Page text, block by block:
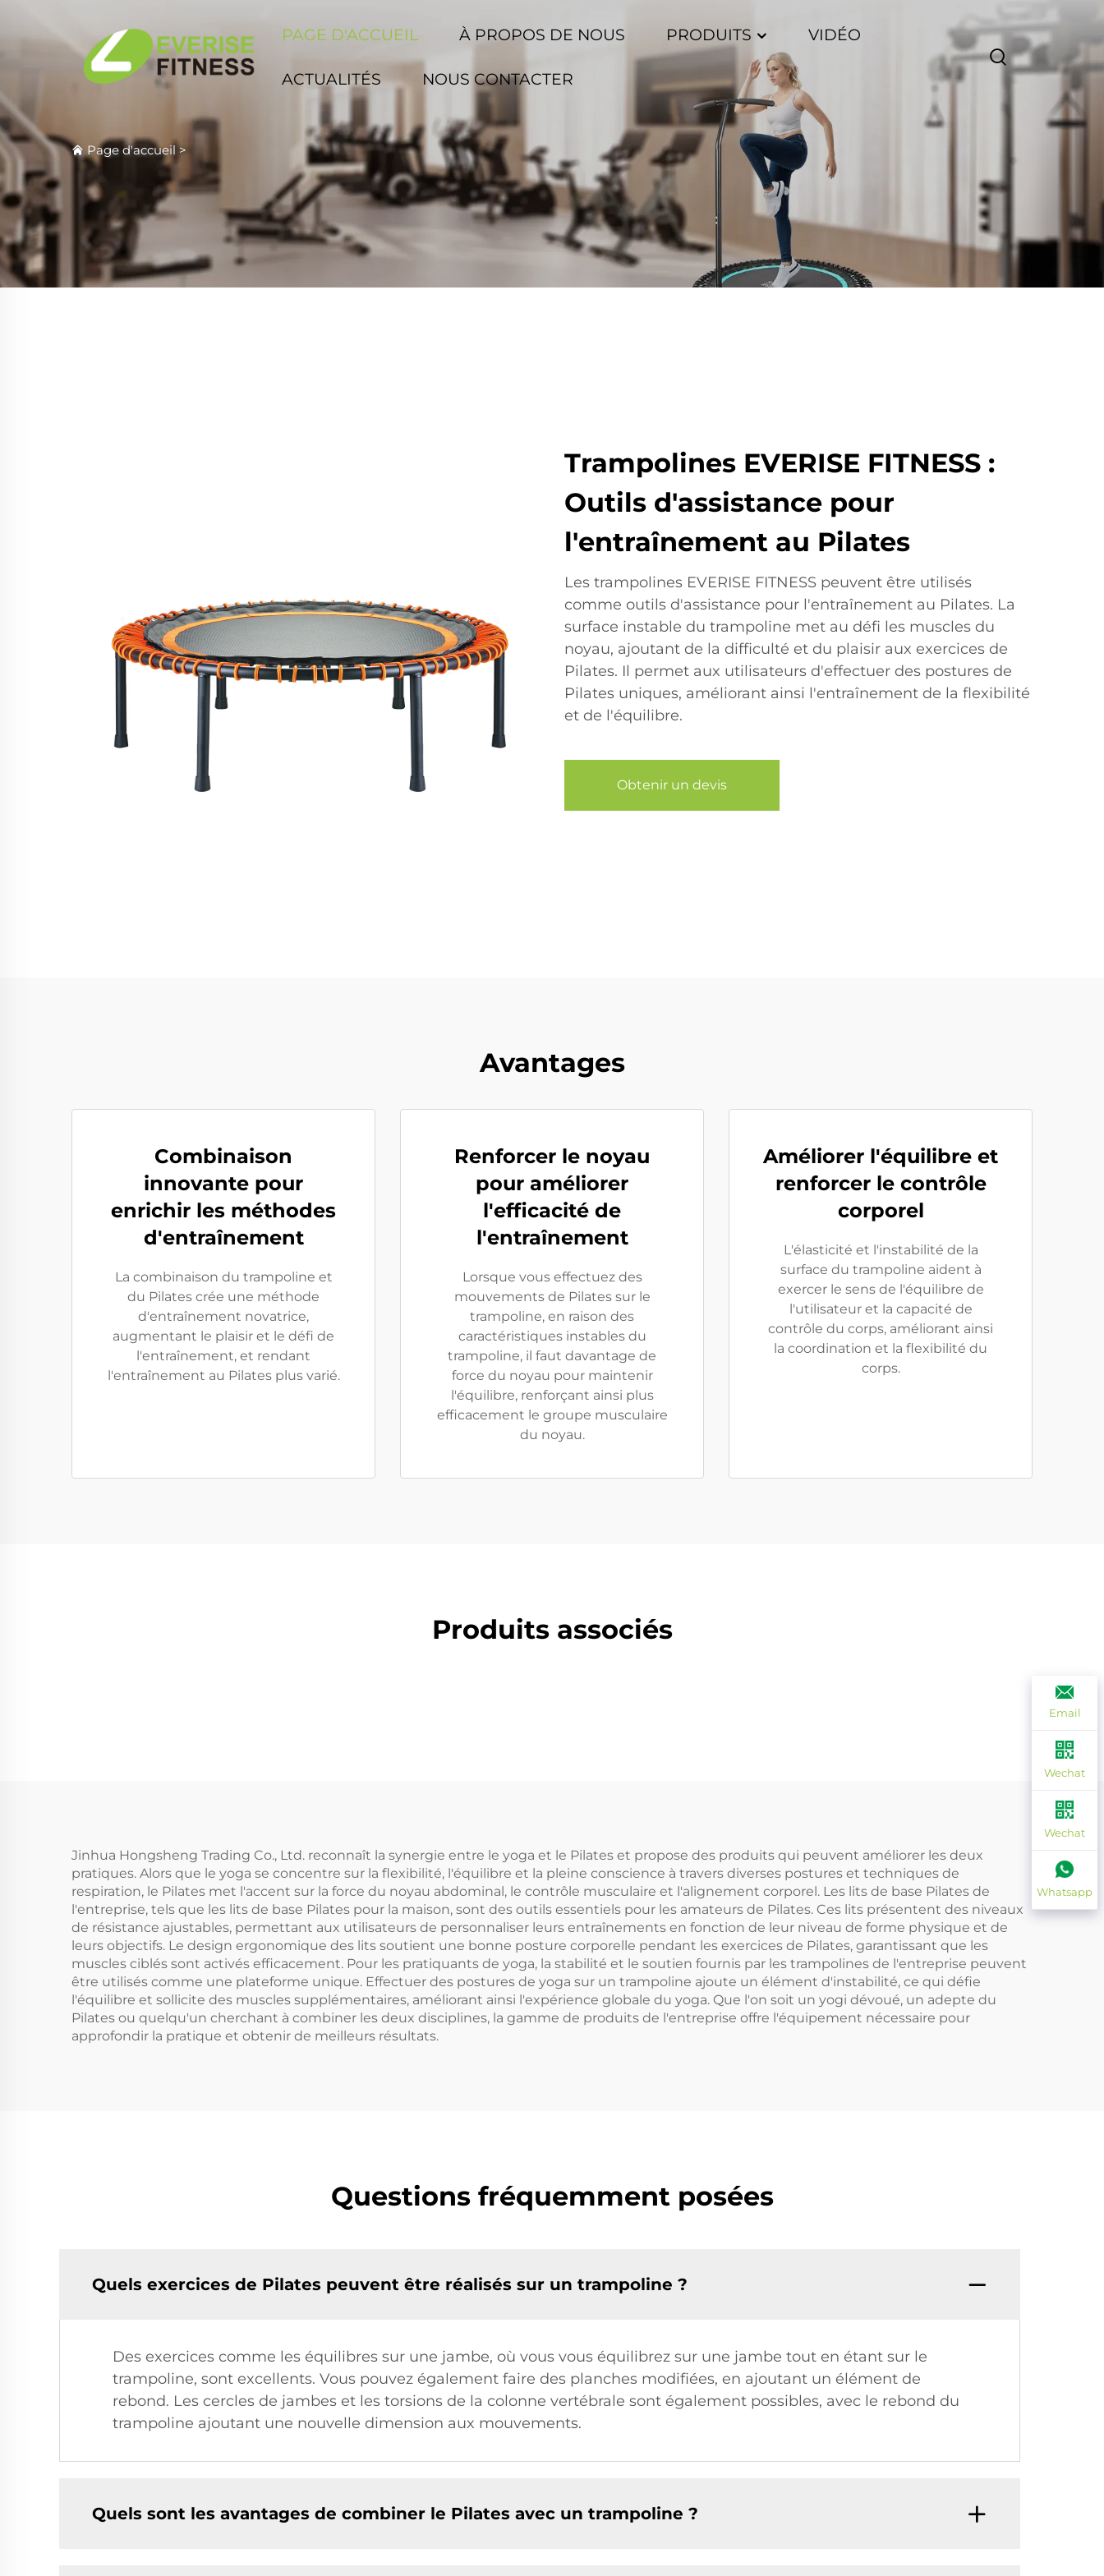
PAGE D'ACCUEIL À PROPOS DE NOUS PRODUITS VIDÉO
ACTUALITÉS NOUS CONTACTER
Page d'accueil>
Trampolines EVERISE FITNESS :
Outils d'assistance pour
l'entraînement au Pilates
Les trampolines EVERISE FITNESS peuvent être utilisés
comme outils d'assistance pour l'entraînement au Pilates. La
surface instable du trampoline met au défi les muscles du
noyau, ajoutant de la difficulté et du plaisir aux exercices de
Pilates. Il permet aux utilisateurs d'effectuer des postures de
Pilates uniques, améliorant ainsi l'entraînement de la flexibilité
et de l'équilibre.
Obtenir un devis
Avantages
Combinaison
innovante pour
enrichir les méthodes
d'entraînement
La combinaison du trampoline et
du Pilates crée une méthode
d'entraînement novatrice,
augmentant le plaisir et le défi de
l'entraînement, et rendant
l'entraînement au Pilates plus varié.
Renforcer le noyau
pour améliorer
l'efficacité de
l'entraînement
Lorsque vous effectuez des
mouvements de Pilates sur le
trampoline, en raison des
caractéristiques instables du
trampoline, il faut davantage de
force du noyau pour maintenir
l'équilibre, renforçant ainsi plus
efficacement le groupe musculaire
du noyau.
Améliorer l'équilibre et
renforcer le contrôle
corporel
L'élasticité et l'instabilité de la
surface du trampoline aident à
exercer le sens de l'équilibre de
l'utilisateur et la capacité de
contrôle du corps, améliorant ainsi
la coordination et la flexibilité du
corps.
Produits associés
Jinhua Hongsheng Trading Co., Ltd. reconnaît la synergie entre le yoga et le Pilates et propose des produits qui peuvent améliorer les deux
pratiques. Alors que le yoga se concentre sur la flexibilité, l'équilibre et la pleine conscience à travers diverses postures et techniques de
respiration, le Pilates met l'accent sur la force du noyau abdominal, le contrôle musculaire et l'alignement corporel. Les lits de base Pilates de
l'entreprise, tels que les lits de base Pilates pour la maison, sont des outils essentiels pour les amateurs de Pilates. Ces lits présentent des niveaux
de résistance ajustables, permettant aux utilisateurs de personnaliser leurs entraînements en fonction de leur niveau de forme physique et de
leurs objectifs. Le design ergonomique des lits soutient une bonne posture corporelle pendant les exercices de Pilates, garantissant que les
muscles ciblés sont activés efficacement. Pour les pratiquants de yoga, la stabilité et le soutien fournis par les trampolines de l'entreprise peuvent
être utilisés comme une plateforme unique. Effectuer des postures de yoga sur un trampoline ajoute un élément d'instabilité, ce qui défie
l'équilibre et sollicite des muscles supplémentaires, améliorant ainsi l'expérience globale du yoga. Que l'on soit un yogi dévoué, un adepte du
Pilates ou quelqu'un cherchant à combiner les deux disciplines, la gamme de produits de l'entreprise offre l'équipement nécessaire pour
approfondir la pratique et obtenir de meilleurs résultats.
Questions fréquemment posées
Quels exercices de Pilates peuvent être réalisés sur un trampoline ?
Des exercices comme les équilibres sur une jambe, où vous vous équilibrez sur une jambe tout en étant sur le
trampoline, sont excellents. Vous pouvez également faire des planches modifiées, en ajoutant un élément de
rebond. Les cercles de jambes et les torsions de la colonne vertébrale sont également possibles, avec le rebond du
trampoline ajoutant une nouvelle dimension aux mouvements.
Quels sont les avantages de combiner le Pilates avec un trampoline ?
Email
Wechat
Wechat
Whatsapp